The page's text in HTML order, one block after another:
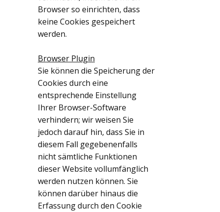
Browser so einrichten, dass
keine Cookies gespeichert
werden.
Browser Plugin
Sie können die Speicherung der
Cookies durch eine
entsprechende Einstellung
Ihrer Browser-Software
verhindern; wir weisen Sie
jedoch darauf hin, dass Sie in
diesem Fall gegebenenfalls
nicht sämtliche Funktionen
dieser Website vollumfänglich
werden nutzen können. Sie
können darüber hinaus die
Erfassung durch den Cookie